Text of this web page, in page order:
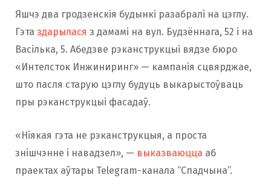
Яшчэ два гродзенскія будынкі разабралі на цэглу.
Гэта здарылася з дамамі на вул. Будзённага, 52 і на
Васілька, 5. Абедзве рэканструкцыі вядзе бюро
«Интелсток Инжиниринг» — кампанія сцвярджае,
што пасля старую цэглу будуць выкарыстоўваць
пры рэканструкцыі фасадаў.
«Ніякая гэта не рэканструкцыя, а проста
знішчэнне і навадзел», — выказваюцца аб
праектах аўтары Telegram-канала “Спадчына”.